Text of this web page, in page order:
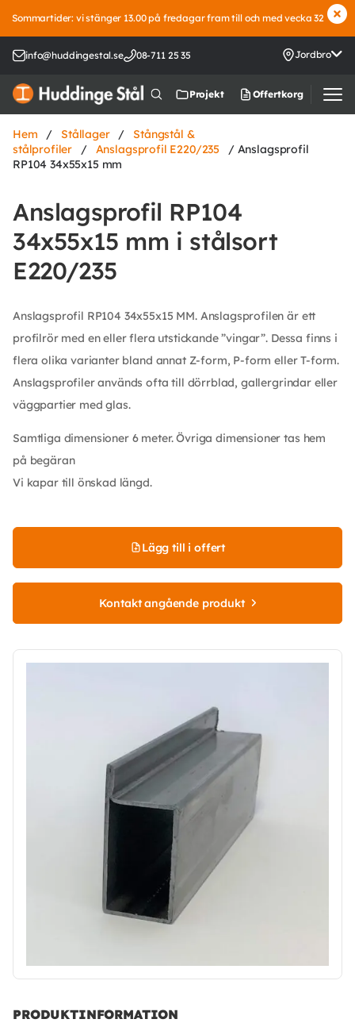
Sommartider: vi stänger 13.00 på fredagar fram till och med vecka 32
info@huddingestal.se 08-711 25 35 Jordbro
Projekt Offertkorg
Hem / Stållager /
Stångstål &
stålprofiler
/ Anslagsprofil E220/235
/ Anslagsprofil
RP104 34x55x15 mm
Anslagsprofil RP104
34x55x15 mm i stålsort
E220/235
Anslagsprofil RP104 34x55x15 MM. Anslagsprofilen är ett
profilrör med en eller flera utstickande ”vingar”. Dessa finns i
flera olika varianter bland annat Z-form, P-form eller T-form.
Anslagsprofiler används ofta till dörrblad, gallergrindar eller
väggpartier med glas.
Samtliga dimensioner 6 meter. Övriga dimensioner tas hem
på begäran
Vi kapar till önskad längd.
Lägg till i offert
Kontakt angående produkt
PRODUKTINFORMATION